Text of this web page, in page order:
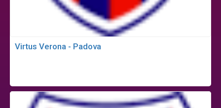
Virtus Verona - Padova